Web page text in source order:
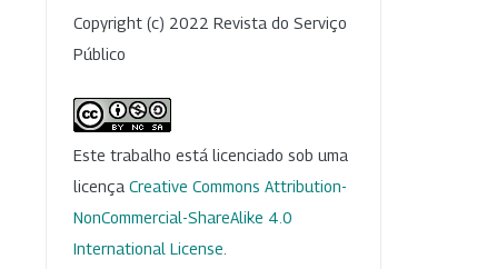
Copyright (c) 2022 Revista do Serviço
Público
Este trabalho está licenciado sob uma
licença Creative Commons Attribution-
NonCommercial-ShareAlike 4.0
International License